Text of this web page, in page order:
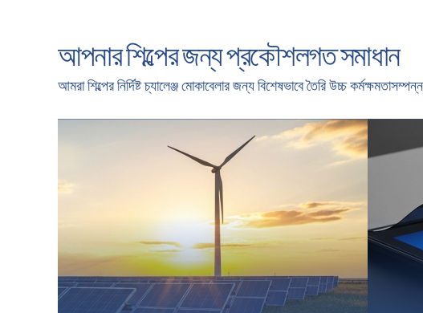
আমরা শিল্পের নির্দিষ্ট চ্যালেঞ্জ মোকাবেলার জন্য বিশেষভাবে তৈরি উচ্চ
আপনার শিল্পের জন্য প্রকৌশলগত সমাধান